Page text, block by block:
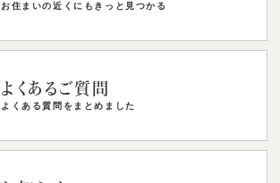
お住まいの近くにもきっと見つかる
よくあるご質問
よくある質問をまとめました